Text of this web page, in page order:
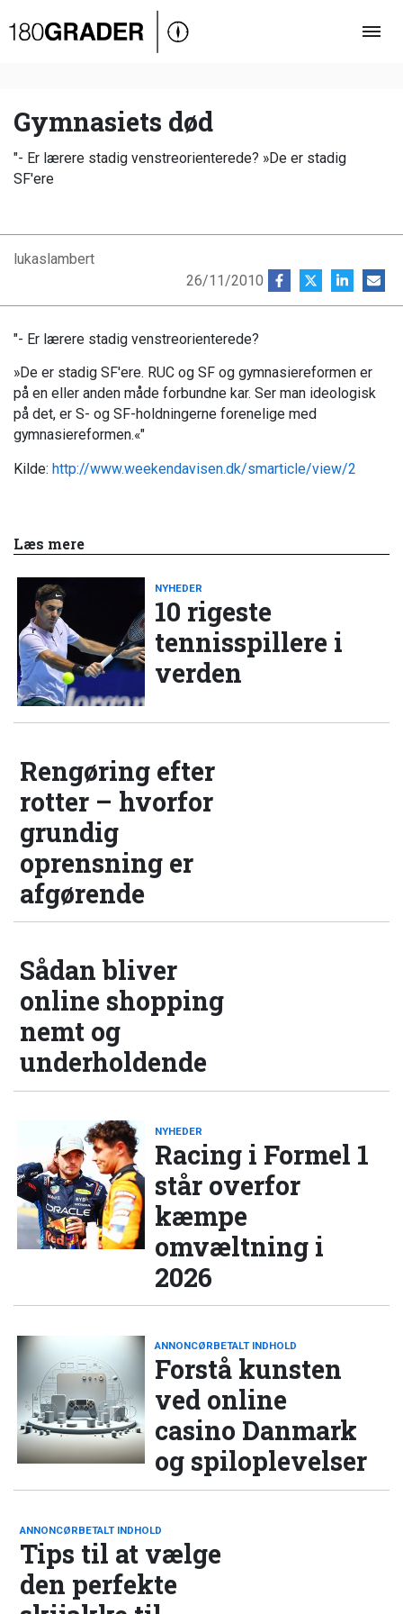
Oversigt
Debat
Video
Gymnasiets død
"- Er lærere stadig venstreorienterede? »De er stadig
SF'ere
lukaslambert
26/11/2010
"- Er lærere stadig venstreorienterede?
»De er stadig SF'ere. RUC og SF og gymnasiereformen er
på en eller anden måde forbundne kar. Ser man ideologisk
på det, er S- og SF-holdningerne forenelige med
gymnasiereformen.«"
Kilde: http://www.weekendavisen.dk/smarticle/view/2
Læs mere
NYHEDER
10 rigeste
tennisspillere i
verden
Rengøring efter
rotter – hvorfor
grundig
oprensning er
afgørende
Sådan bliver
online shopping
nemt og
underholdende
NYHEDER
Racing i Formel 1
står overfor
kæmpe
omvæltning i
2026
ANNONCØRBETALT INDHOLD
Forstå kunsten
ved online
casino Danmark
og spiloplevelser
ANNONCØRBETALT INDHOLD
Tips til at vælge
den perfekte